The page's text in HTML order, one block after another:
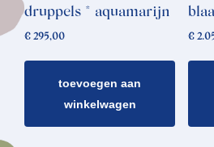
druppels * aquamarijn
€ 295,00
toevoegen aan
winkelwagen
€